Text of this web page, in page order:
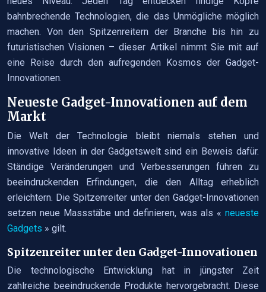
bahnbrechende Technologien, die das Unmögliche möglich
machen. Von den Spitzenreitern der Branche bis hin zu
futuristischen Visionen – dieser Artikel nimmt Sie mit auf
eine Reise durch den aufregenden Kosmos der Gadget-
Innovationen.
Neueste Gadget-Innovationen auf dem
Markt
Die Welt der Technologie bleibt niemals stehen und
innovative Ideen in der Gadgetswelt sind ein Beweis dafür.
Ständige Veränderungen und Verbesserungen führen zu
beeindruckenden Erfindungen, die den Alltag erheblich
erleichtern. Die Spitzenreiter unter den Gadget-Innovationen
setzen neue Massstäbe und definieren, was als « neueste
Gadgets » gilt.
Spitzenreiter unter den Gadget-Innovationen
Die technologische Entwicklung hat in jüngster Zeit
zahlreiche beeindruckende Produkte hervorgebracht. Diese